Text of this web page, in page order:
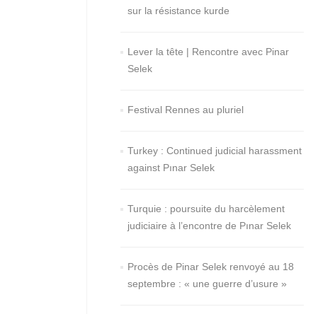
sur la résistance kurde
Lever la tête | Rencontre avec Pinar
Selek
Festival Rennes au pluriel
Turkey : Continued judicial harassment
against Pınar Selek
Turquie : poursuite du harcèlement
judiciaire à l’encontre de Pınar Selek
Procès de Pinar Selek renvoyé au 18
septembre : « une guerre d’usure »